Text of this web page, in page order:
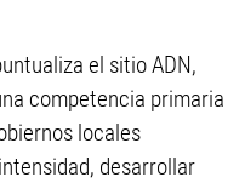
el sitio ADN,
competencia primaria
locales
desarrollar